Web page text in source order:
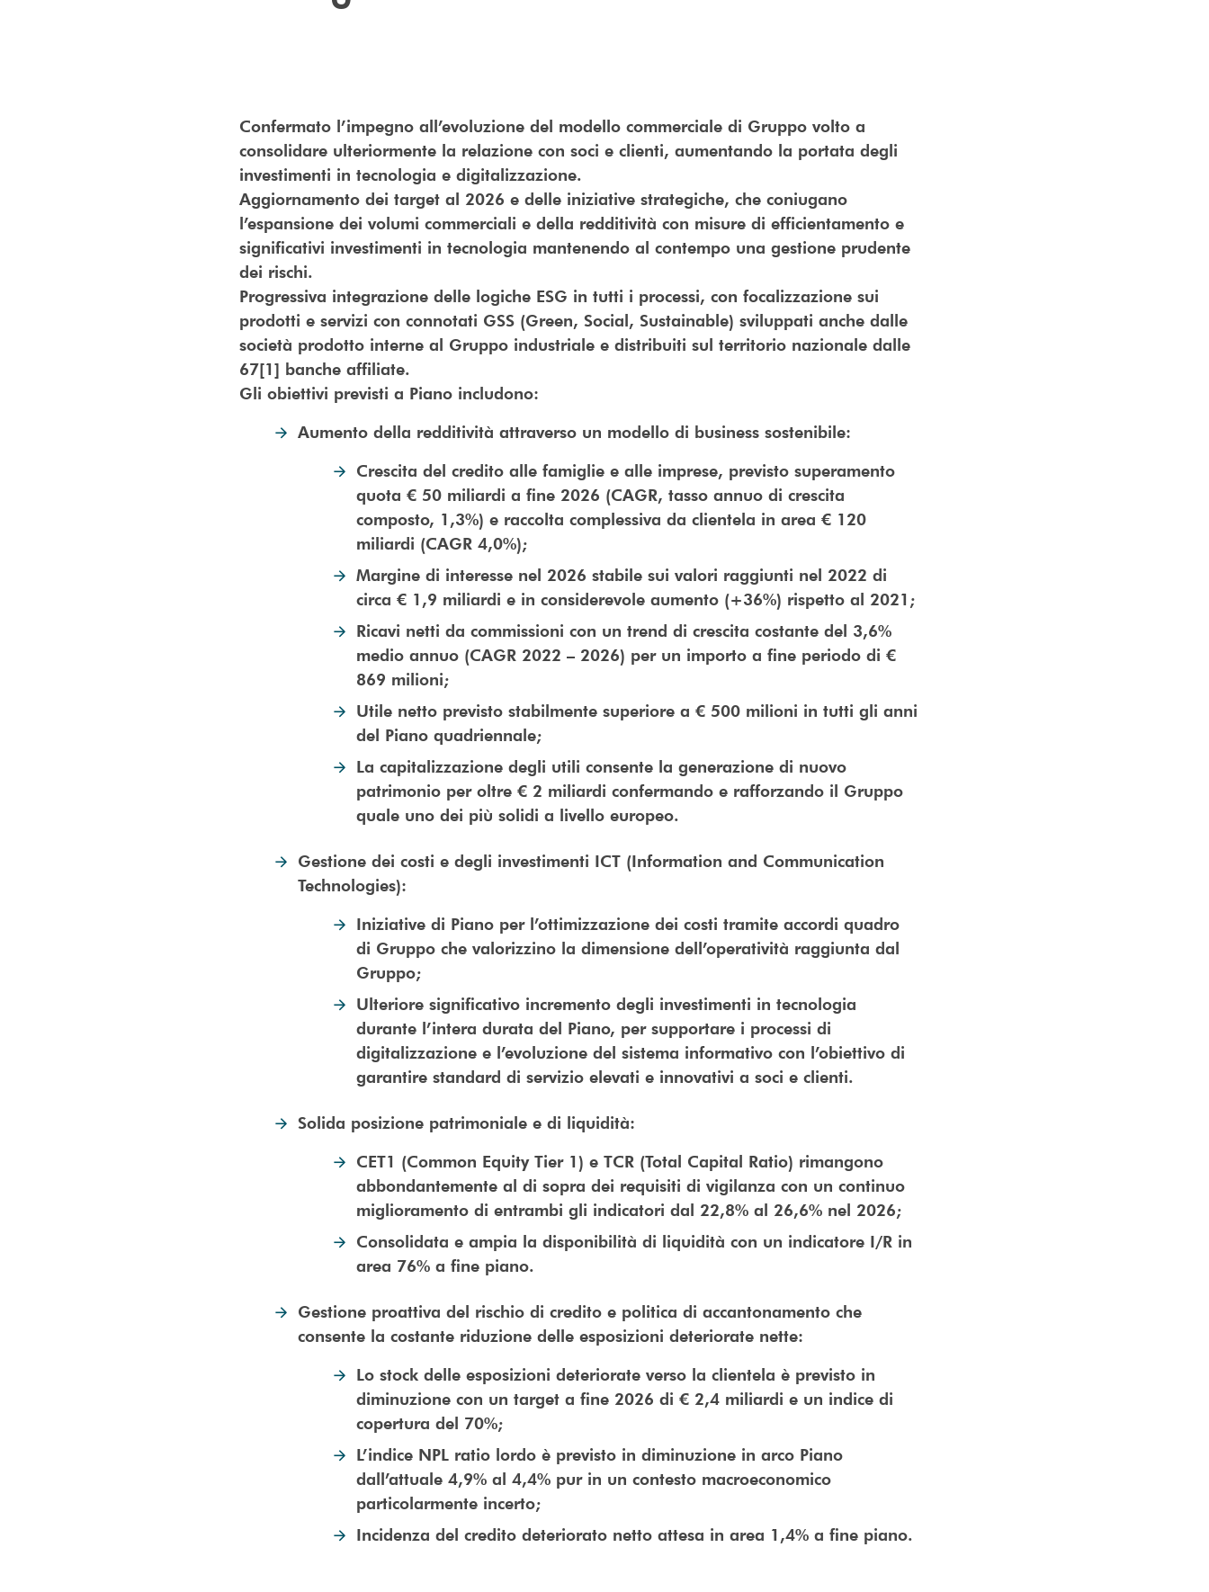
Confermato l’impegno all’evoluzione del modello commerciale di Gruppo volto a
consolidare ulteriormente la relazione con soci e clienti, aumentando la portata degli
investimenti in tecnologia e digitalizzazione.
Aggiornamento dei target al 2026 e delle iniziative strategiche, che coniugano
l’espansione dei volumi commerciali e della redditività con misure di efficientamento e
significativi investimenti in tecnologia mantenendo al contempo una gestione prudente
dei rischi.
Progressiva integrazione delle logiche ESG in tutti i processi, con focalizzazione sui
prodotti e servizi con connotati GSS (Green, Social, Sustainable) sviluppati anche dalle
società prodotto interne al Gruppo industriale e distribuiti sul territorio nazionale dalle
67[1] banche affiliate.
Gli obiettivi previsti a Piano includono:
Aumento della redditività attraverso un modello di business sostenibile:
Crescita del credito alle famiglie e alle imprese, previsto superamento
quota € 50 miliardi a fine 2026 (CAGR, tasso annuo di crescita
composto, 1,3%) e raccolta complessiva da clientela in area € 120
miliardi (CAGR 4,0%);
Margine di interesse nel 2026 stabile sui valori raggiunti nel 2022 di
circa € 1,9 miliardi e in considerevole aumento (+36%) rispetto al 2021;
Ricavi netti da commissioni con un trend di crescita costante del 3,6%
medio annuo (CAGR 2022 – 2026) per un importo a fine periodo di €
869 milioni;
Utile netto previsto stabilmente superiore a € 500 milioni in tutti gli anni
del Piano quadriennale;
La capitalizzazione degli utili consente la generazione di nuovo
patrimonio per oltre € 2 miliardi confermando e rafforzando il Gruppo
quale uno dei più solidi a livello europeo.
Gestione dei costi e degli investimenti ICT (Information and Communication
Technologies):
Iniziative di Piano per l’ottimizzazione dei costi tramite accordi quadro
di Gruppo che valorizzino la dimensione dell’operatività raggiunta dal
Gruppo;
Ulteriore significativo incremento degli investimenti in tecnologia
durante l’intera durata del Piano, per supportare i processi di
digitalizzazione e l’evoluzione del sistema informativo con l’obiettivo di
garantire standard di servizio elevati e innovativi a soci e clienti.
Solida posizione patrimoniale e di liquidità:
CET1 (Common Equity Tier 1) e TCR (Total Capital Ratio) rimangono
abbondantemente al di sopra dei requisiti di vigilanza con un continuo
miglioramento di entrambi gli indicatori dal 22,8% al 26,6% nel 2026;
Consolidata e ampia la disponibilità di liquidità con un indicatore I/R in
area 76% a fine piano.
Gestione proattiva del rischio di credito e politica di accantonamento che
consente la costante riduzione delle esposizioni deteriorate nette:
Lo stock delle esposizioni deteriorate verso la clientela è previsto in
diminuzione con un target a fine 2026 di € 2,4 miliardi e un indice di
copertura del 70%;
L’indice NPL ratio lordo è previsto in diminuzione in arco Piano
dall’attuale 4,9% al 4,4% pur in un contesto macroeconomico
particolarmente incerto;
Incidenza del credito deteriorato netto attesa in area 1,4% a fine piano.